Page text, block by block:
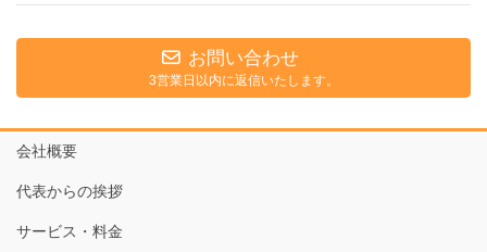
お問い合わせ
3営業日以内に返信いたします。
会社概要
代表からの挨拶
サービス・料金